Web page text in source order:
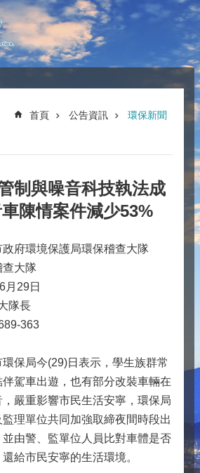
首頁 公告資訊 環保新聞
制與噪音科技執法成
陳情案件減少53%
府環境保護局環保稽查大隊
查大隊
月29日
隊長
363
保局今(29)日表示，學生族群常
駕車出遊，也有部分改裝車輛在
嚴重影響市民生活安寧，環保局
理單位共同加強取締夜間時段出
由警、監單位人員比對車體是否
給市民安寧的生活環境。